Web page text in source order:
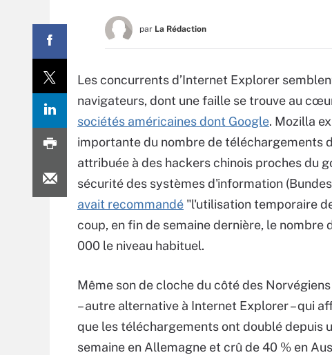
par La Rédaction
Les concurrents d’Internet Explorer
navigateurs, dont une faille se trouve au
sociétés américaines dont Google. Mozilla
importante du nombre de téléchargements
attribuée à des hackers chinois proches du
sécurité des systèmes d'information
avait recommandé "l'utilisation temporaire
coup, en fin de semaine dernière, le
000 le niveau habituel.
Même son de cloche du côté des
– autre alternative à Internet Explorer – qui
que les téléchargements ont doublé depuis
semaine en Allemagne et crû de 40 % en